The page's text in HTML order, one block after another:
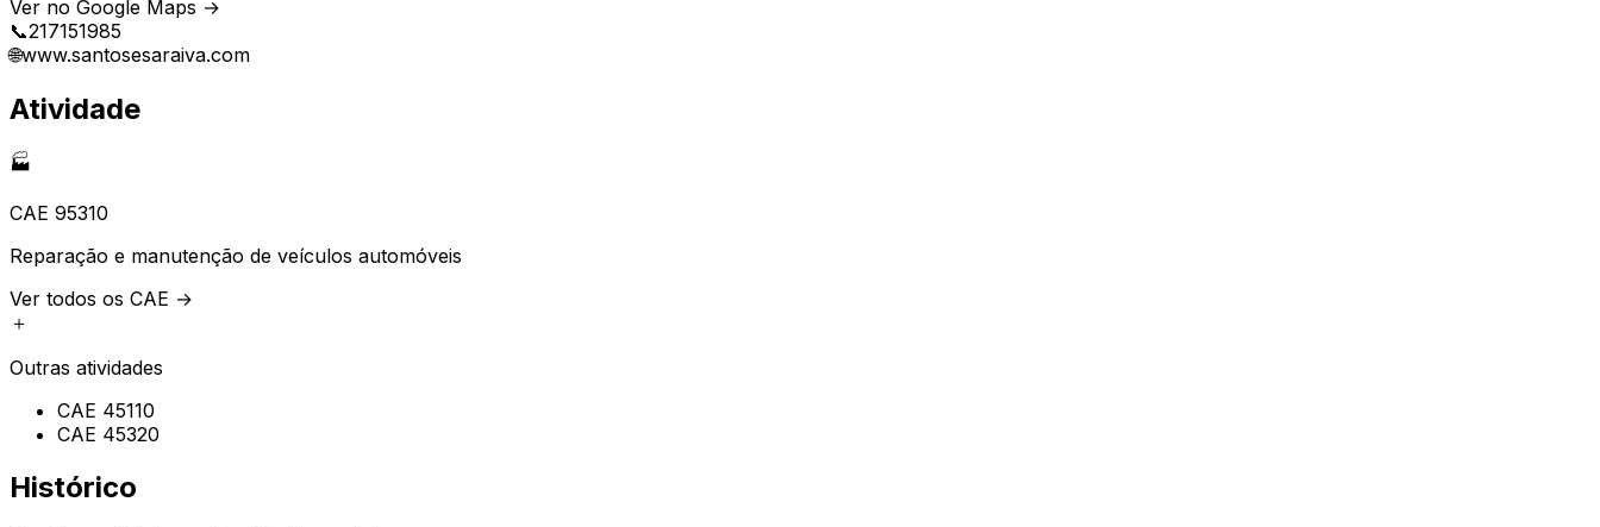
Ver no Google Maps →
📞217151985
🌐www.santosesaraiva.com
Atividade
🏭
CAE 95310
Reparação e manutenção de veículos automóveis
Ver todos os CAE →
＋
Outras atividades
CAE 45110
CAE 45320
Histórico